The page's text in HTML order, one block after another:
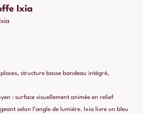
Ixia
structure basse bandeau intégré,
: surface visuellement animée en relief
selon l’angle de lumière. Ixia livre un bleu